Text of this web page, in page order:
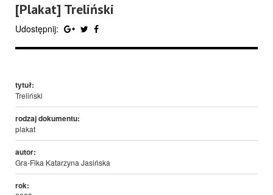
[Plakat] Treliński
Udostępnij:
tytuł:
Treliński
rodzaj dokumentu:
plakat
autor:
Gra-Fika Katarzyna Jasińska
rok: